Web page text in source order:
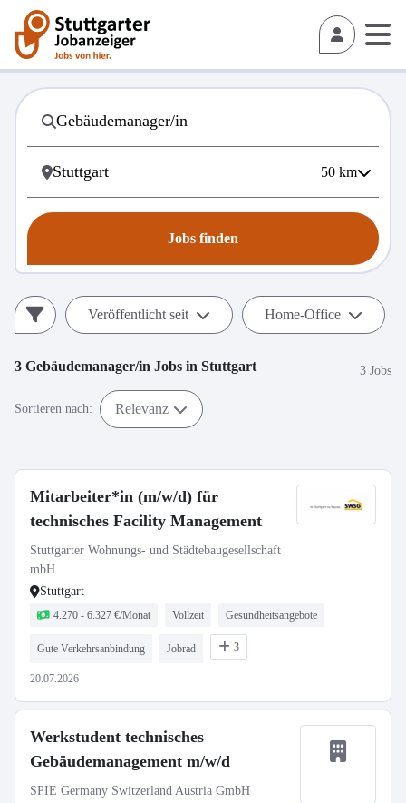
50 km
Jobs finden
Veröffentlicht seit Home-Office
3 Gebäudemanager/in Jobs in Stuttgart 3 Jobs
Sortieren nach: Relevanz
Mitarbeiter*in (m/w/d) für
technisches Facility Management
Stuttgarter Wohnungs- und Städtebaugesellschaft
mbH
Stuttgart
4.270 - 6.327 €/Monat Vollzeit Gesundheitsangebote
Gute Verkehrsanbindung Jobrad 3
20.07.2026
Werkstudent technisches
Gebäudemanagement m/w/d
SPIE Germany Switzerland Austria GmbH